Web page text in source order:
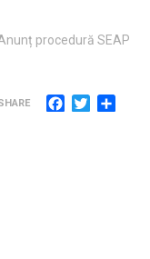
procedură SEAP
Facebook
Twitter